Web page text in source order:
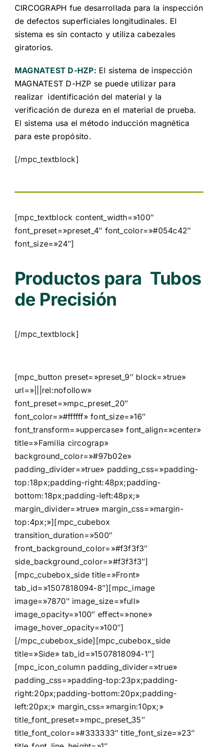
CIRCOGRAPH fue desarrollada para la inspección
de defectos superficiales longitudinales. El
sistema es sin contacto y utiliza cabezales
giratorios.
MAGNATEST D-HZP: El sistema de inspección
MAGNATEST D-HZP se puede utilizar para
realizar identificación del material y la
verificación de dureza en el material de prueba.
El sistema usa el método inducción magnética
para este propósito.
[/mpc_textblock]
[mpc_textblock content_width=»100″
font_preset=»preset_4″ font_color=»#054c42″
font_size=»24″]
Productos para Tubos
de Precisión
[/mpc_textblock]
[mpc_button preset=»preset_9″ block=»true»
url=»|||rel:nofollow»
font_preset=»mpc_preset_20″
font_color=»#ffffff» font_size=»16″
font_transform=»uppercase» font_align=»center»
title=»Familia circograp»
background_color=»#97b02e»
padding_divider=»true» padding_css=»padding-
top:18px;padding-right:48px;padding-
bottom:18px;padding-left:48px;»
margin_divider=»true» margin_css=»margin-
top:4px;»][mpc_cubebox
transition_duration=»500″
front_background_color=»#f3f3f3″
side_background_color=»#f3f3f3″]
[mpc_cubebox_side title=»Front»
tab_id=»1507818094-8″][mpc_image
image=»7870″ image_size=»full»
image_opacity=»100″ effect=»none»
image_hover_opacity=»100″]
[/mpc_cubebox_side][mpc_cubebox_side
title=»Side» tab_id=»1507818094-1″]
[mpc_icon_column padding_divider=»true»
padding_css=»padding-top:23px;padding-
right:20px;padding-bottom:20px;padding-
left:20px;» margin_css=»margin:10px;»
title_font_preset=»mpc_preset_35″
title_font_color=»#333333″ title_font_size=»23″